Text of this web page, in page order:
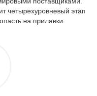
четырехуровневый этап
на прилавки.